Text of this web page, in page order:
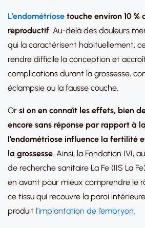
L’endométriose touche environ 10 %
reproductif. Au-delà des douleurs
qui la caractérisent habituellement,
rendre difficile la conception et
complications durant la grossesse,
éclampsie ou la fausse couche.
Or si on en connaît les effets, bien
encore sans réponse par rapport à
l’endométriose influence la fertilité
la grossesse. Ainsi, la Fondation IVI,
de recherche sanitaire La Fe (IIS La
en avant pour mieux comprendre le
ce tissu qui recouvre la paroi
produit l’implantation de l’embryon.